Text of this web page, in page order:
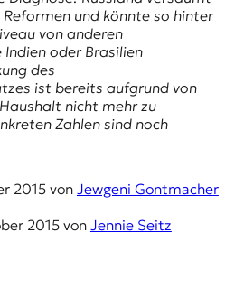
und könnte so hinter
von anderen
oder Brasilien
des
ist bereits aufgrund von
nicht mehr zu
Zahlen sind noch
2015von Jewgeni Gontmacher
2015von Jennie Seitz